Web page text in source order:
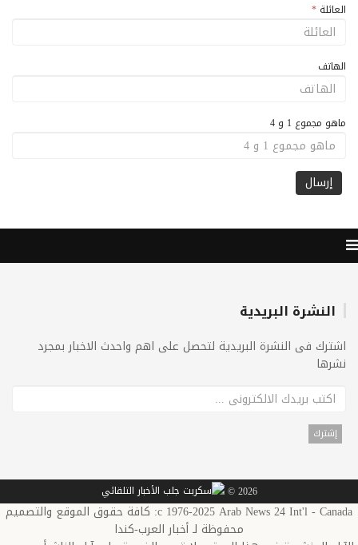
العائلة *
الهاتف
ماهو مجموع 1 و 4
النشرة البريدية
اشترك فى النشرة البريدية لتحصل على اهم واحدث الاخبار بمجرد
نشرها
2026 ©
c 1976-2025 Arab News 24 Int'l - Canada: كافة حقوق الموقع والتصميم
محفوظة لـ أخبار العرب-كندا